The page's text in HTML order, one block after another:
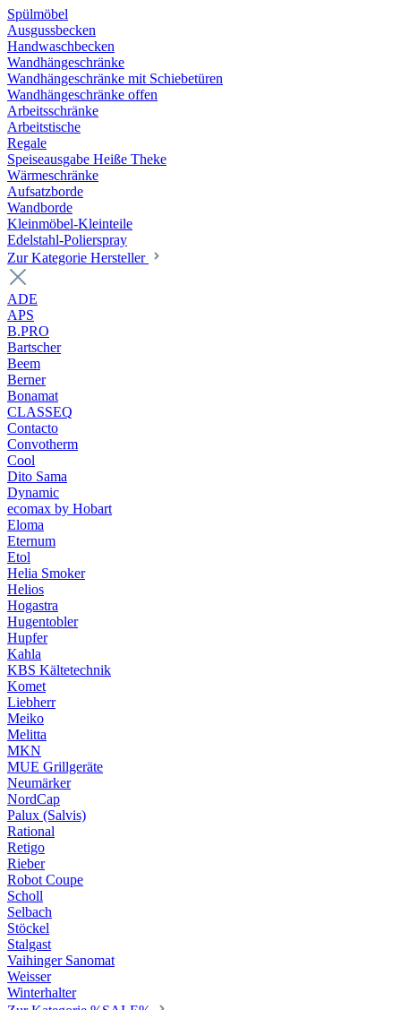
Spülmöbel
Ausgussbecken
Handwaschbecken
Wandhängeschränke
Wandhängeschränke mit Schiebetüren
Wandhängeschränke offen
Arbeitsschränke
Arbeitstische
Regale
Speiseausgabe Heiße Theke
Wärmeschränke
Aufsatzborde
Wandborde
Kleinmöbel-Kleinteile
Edelstahl-Polierspray
Zur Kategorie Hersteller
ADE
APS
B.PRO
Bartscher
Beem
Berner
Bonamat
CLASSEQ
Contacto
Convotherm
Cool
Dito Sama
Dynamic
ecomax by Hobart
Eloma
Eternum
Etol
Helia Smoker
Helios
Hogastra
Hugentobler
Hupfer
Kahla
KBS Kältetechnik
Komet
Liebherr
Meiko
Melitta
MKN
MUE Grillgeräte
Neumärker
NordCap
Palux (Salvis)
Rational
Retigo
Rieber
Robot Coupe
Scholl
Selbach
Stöckel
Stalgast
Vaihinger Sanomat
Weisser
Winterhalter